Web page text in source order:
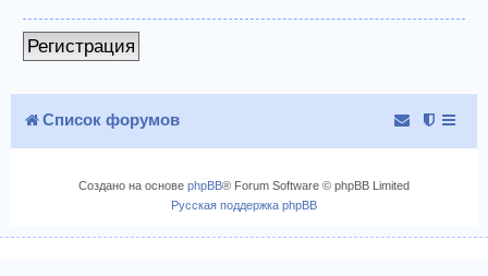
Регистрация
Список форумов
Создано на основе phpBB® Forum Software © phpBB Limited
Русская поддержка phpBB